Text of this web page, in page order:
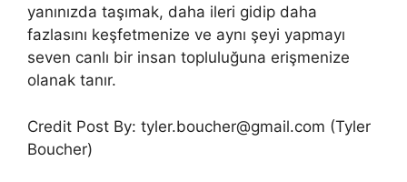
yanınızda taşımak, daha ileri gidip daha
fazlasını keşfetmenize ve aynı şeyi yapmayı
seven canlı bir insan topluluğuna erişmenize
olanak tanır.
Credit Post By: tyler.boucher@gmail.com (Tyler
Boucher)